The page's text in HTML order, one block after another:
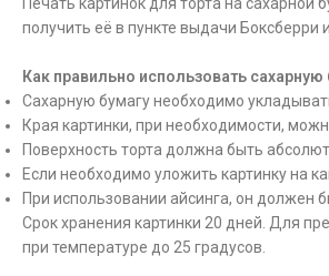
получить её в пункте выдачи Боксберри
Как правильно использовать сахарную
Сахарную бумагу необходимо
Края картинки, при необходимости,
Поверхность торта должна быть
Если необходимо уложить картинку на
При использовании айсинга, он должен
Срок хранения картинки 20 дней. Для
при температуре до 25 градусов.